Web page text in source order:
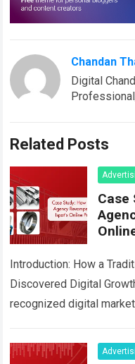
Chandan
Digital
Related Posts
Case
Introduction: How a
Discovered Digital
recognized digital
more